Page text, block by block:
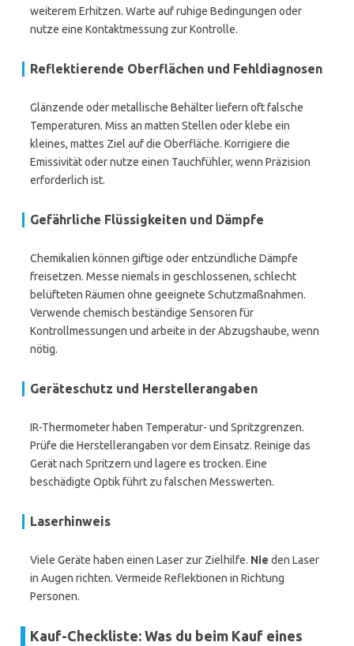
weiterem Erhitzen. Warte auf ruhige Bedingungen oder
nutze eine Kontaktmessung zur Kontrolle.
Reflektierende Oberflächen und Fehldiagnosen
Glänzende oder metallische Behälter liefern oft falsche
Temperaturen. Miss an matten Stellen oder klebe ein
kleines, mattes Ziel auf die Oberfläche. Korrigiere die
Emissivität oder nutze einen Tauchfühler, wenn Präzision
erforderlich ist.
Gefährliche Flüssigkeiten und Dämpfe
Chemikalien können giftige oder entzündliche Dämpfe
freisetzen. Messe niemals in geschlossenen, schlecht
belüfteten Räumen ohne geeignete Schutzmaßnahmen.
Verwende chemisch beständige Sensoren für
Kontrollmessungen und arbeite in der Abzugshaube, wenn
nötig.
Geräteschutz und Herstellerangaben
IR-Thermometer haben Temperatur- und Spritzgrenzen.
Prüfe die Herstellerangaben vor dem Einsatz. Reinige das
Gerät nach Spritzern und lagere es trocken. Eine
beschädigte Optik führt zu falschen Messwerten.
Laserhinweis
Viele Geräte haben einen Laser zur Zielhilfe. Nie den Laser
in Augen richten. Vermeide Reflektionen in Richtung
Personen.
Kauf-Checkliste: Was du beim Kauf eines